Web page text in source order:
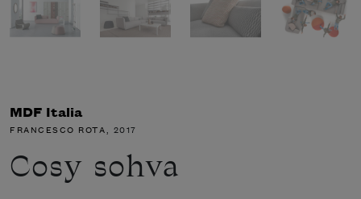
MDF Italia
FRANCESCO ROTA, 2017
Cosy sohva